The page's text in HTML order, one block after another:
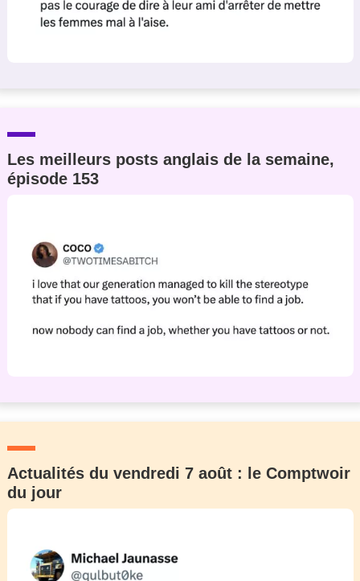
Les meilleurs posts anglais de la semaine,
épisode 153
Actualités du vendredi 7 août : le Comptwoir
du jour